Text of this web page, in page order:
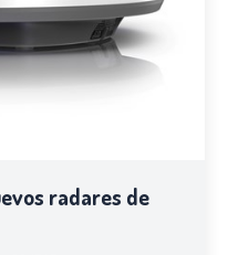
radares de